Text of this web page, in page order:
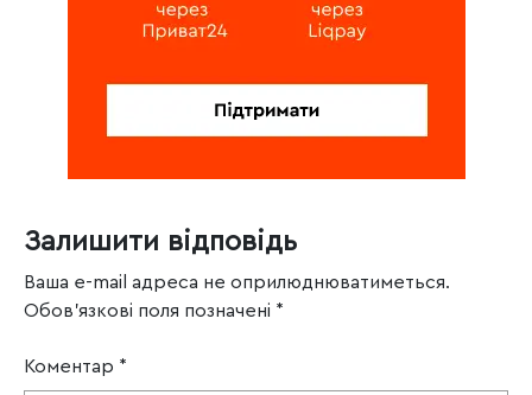
Залишити відповідь
Ваша e-mail адреса не оприлюднюватиметься.
Обов’язкові поля позначені *
Коментар *